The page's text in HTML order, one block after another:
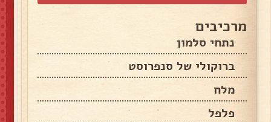
מרכיבים
נתחי סלמון
ברוקולי של סנפרוסט
מלח
פלפל